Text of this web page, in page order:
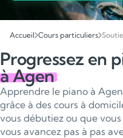
Accueil Cours particuliers
Progressez en
à Agen
Apprendre le piano à
grâce à des cours à
vous débutiez ou que
vous avancez pas à pas